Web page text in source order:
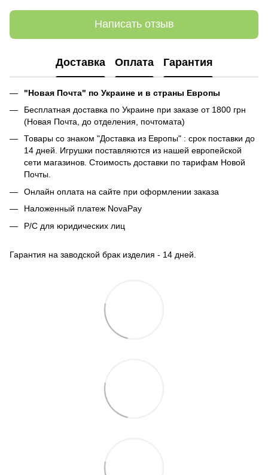
Написать отзыв
Доставка Оплата Гарантия
"Новая Почта" по Украине и в страны Европы
Бесплатная доставка по Украине при заказе от 1800 грн
(Новая Почта, до отделения, почтомата)
Товары со знаком "Доставка из Европы" : срок поставки до
14 дней. Игрушки поставляются из нашей европейской
сети магазинов. Стоимость доставки по тарифам Новой
Почты.
Онлайн оплата на сайте при оформлении заказа
Наложенный платеж NovaPay
Р/С для юридических лиц
Гарантия на заводской брак изделия - 14 дней.